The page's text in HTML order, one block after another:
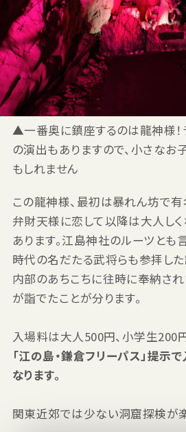
▲一番奥に鎮座するのは龍神様！
の演出もありますので、小さなお
もしれません
この龍神様、最初は暴れん坊で有
弁財天様に恋して以降は大人し
あります。江島神社のルーツとも
時代の名だたる武将らも参拝した
内部のあちこちに往時に奉納され
が詣でたことが分ります。
入場料は大人500円、小学生200円
「江の島・鎌倉フリーパス」提示
なります。
関東近郊では少ない洞窟探検が楽